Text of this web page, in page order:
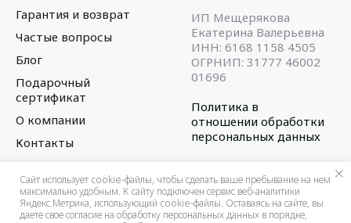
ЗАКАЗАТЬ
Гарантия и возврат
Частые вопросы
Блог
Подарочный
сертификат
О компании
Контакты
ИП Мещерякова
Екатерина Валерьевна
ИНН: 6168 1158 4505
ОГРНИП: 31777 46002
01696
Политика в
отношении обработки
персональных данных
Сайт использует cookie-файлы, чтобы сделать ваше пребывание на нем
максимально удобным. К cайту подключен сервис веб-аналитики
Яндекс.Метрика, использующий cookie-файлы. Оставаясь на сайте, вы
даете свое согласие на обработку персональных данных в порядке,